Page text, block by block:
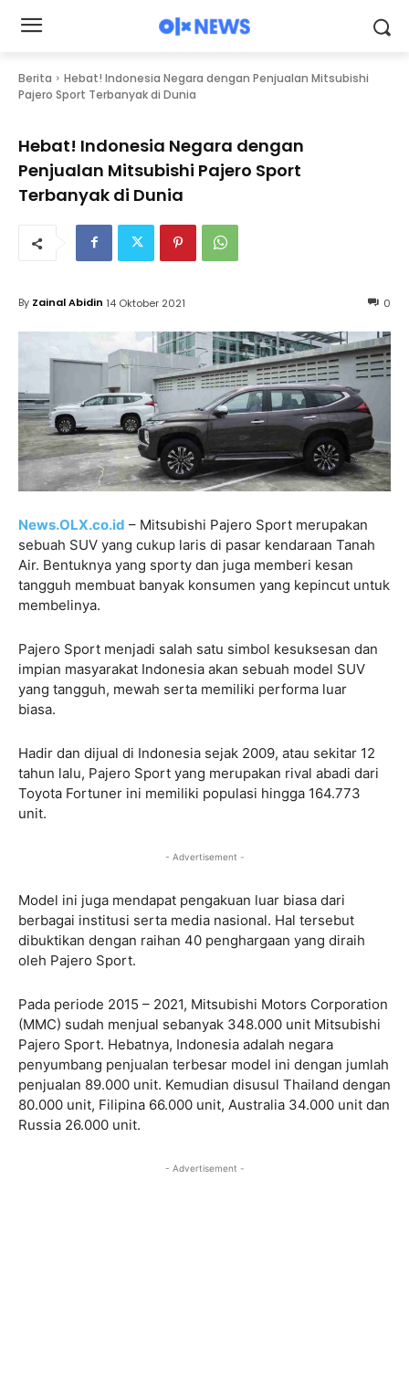
Berita
Hebat! Indonesia Negara dengan Penjualan Mitsubishi
Pajero Sport Terbanyak di Dunia
Hebat! Indonesia Negara dengan
Penjualan Mitsubishi Pajero Sport
Terbanyak di Dunia
0
By Zainal Abidin 14 Oktober 2021
News.OLX.co.id – Mitsubishi Pajero Sport merupakan
sebuah SUV yang cukup laris di pasar kendaraan Tanah
Air. Bentuknya yang sporty dan juga memberi kesan
tangguh membuat banyak konsumen yang kepincut untuk
membelinya.
Pajero Sport menjadi salah satu simbol kesuksesan dan
impian masyarakat Indonesia akan sebuah model SUV
yang tangguh, mewah serta memiliki performa luar
biasa.
Hadir dan dijual di Indonesia sejak 2009, atau sekitar 12
tahun lalu, Pajero Sport yang merupakan rival abadi dari
Toyota Fortuner ini memiliki populasi hingga 164.773
unit.
- Advertisement -
Model ini juga mendapat pengakuan luar biasa dari
berbagai institusi serta media nasional. Hal tersebut
dibuktikan dengan raihan 40 penghargaan yang diraih
oleh Pajero Sport.
Pada periode 2015 – 2021, Mitsubishi Motors Corporation
(MMC) sudah menjual sebanyak 348.000 unit Mitsubishi
Pajero Sport. Hebatnya, Indonesia adalah negara
penyumbang penjualan terbesar model ini dengan jumlah
penjualan 89.000 unit. Kemudian disusul Thailand dengan
80.000 unit, Filipina 66.000 unit, Australia 34.000 unit dan
Russia 26.000 unit.
- Advertisement -